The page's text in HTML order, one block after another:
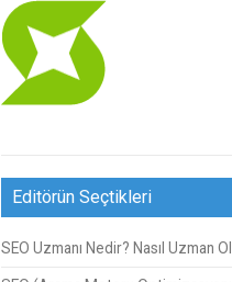
Editörün Seçtikleri
SEO Uzmanı Nedir? Nasıl Uzman